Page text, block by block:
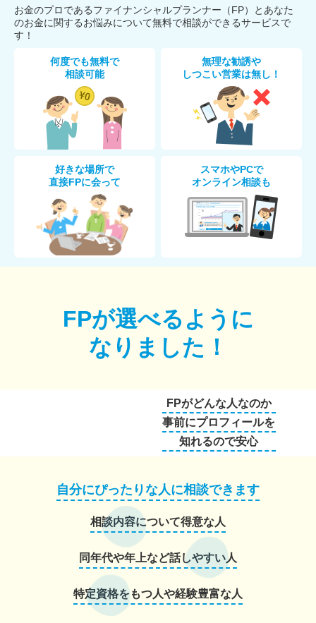
お金のプロであるファイナンシャルプランナー（FP）とあなた
のお金に関するお悩みについて無料で相談ができるサービスで
す！
何度でも無料で
相談可能
無理な勧誘や
しつこい営業は無し！
好きな場所で
直接FPに会って
スマホやPCで
オンライン相談も
FPが選べるように
なりました！
FPがどんな人なのか
事前にプロフィールを
知れるので安心
自分にぴったりな人に相談できます
相談内容について得意な人
同年代や年上など話しやすい人
特定資格をもつ人や経験豊富な人